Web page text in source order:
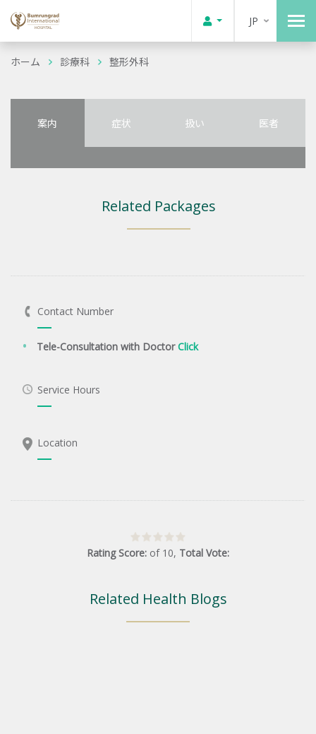
JP
ホーム 診療科 整形外科
案内 症状 扱い 医者
Related Packages
Contact Number
Tele-Consultation with DoctorClick
Service Hours
Location
Rating Score: of 10, Total Vote:
Related Health Blogs